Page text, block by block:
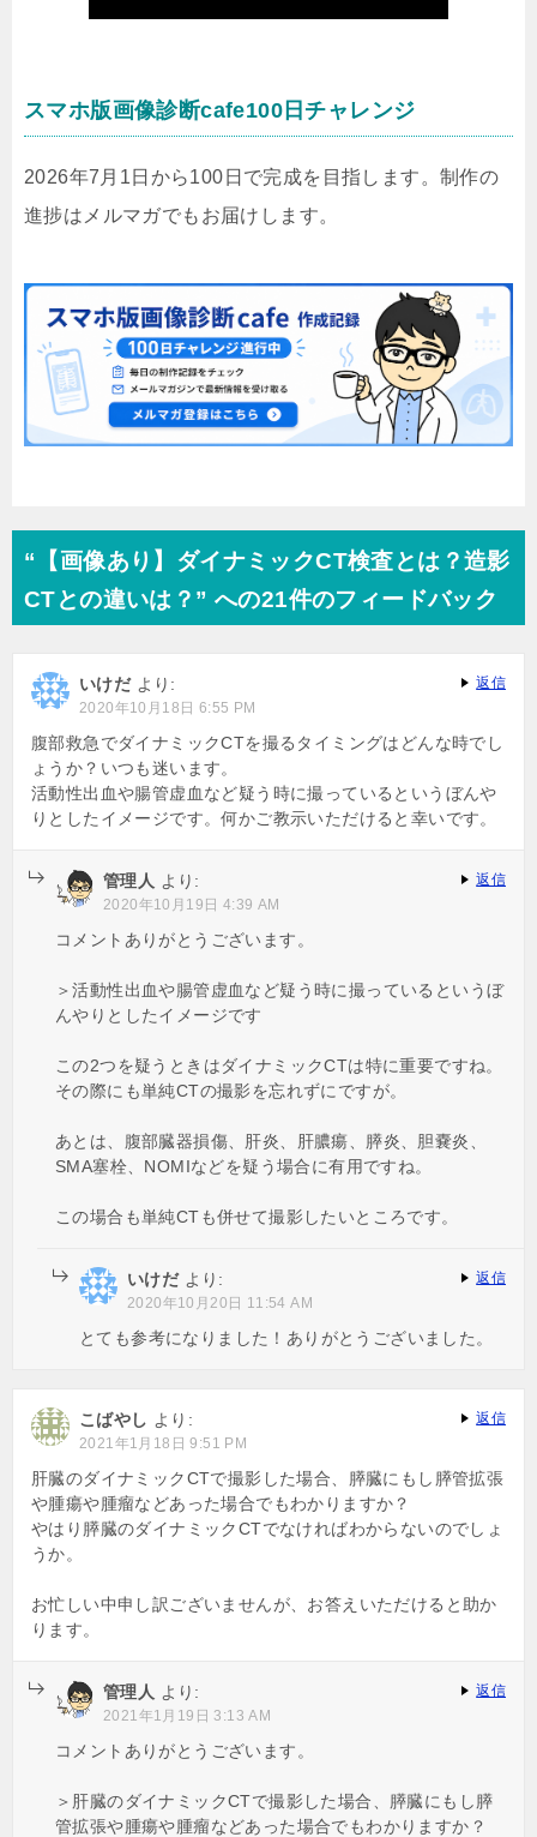
スマホ版画像診断cafe100日チャレンジ
2026年7月1日から100日で完成を目指します。制作の
進捗はメルマガでもお届けします。
“【画像あり】ダイナミックCT検査とは？造影
CTとの違いは？” への21件のフィードバック
いけだ より:
2020年10月18日 6:55 PM
腹部救急でダイナミックCTを撮るタイミングはどんな時でし
ょうか？いつも迷います。
活動性出血や腸管虚血など疑う時に撮っているというぼんや
りとしたイメージです。何かご教示いただけると幸いです。
返信
管理人 より:
2020年10月19日 4:39 AM
コメントありがとうございます。
＞活動性出血や腸管虚血など疑う時に撮っているというぼ
んやりとしたイメージです
この2つを疑うときはダイナミックCTは特に重要ですね。
その際にも単純CTの撮影を忘れずにですが。
あとは、腹部臓器損傷、肝炎、肝膿瘍、膵炎、胆嚢炎、
SMA塞栓、NOMIなどを疑う場合に有用ですね。
この場合も単純CTも併せて撮影したいところです。
返信
いけだ より:
2020年10月20日 11:54 AM
とても参考になりました！ありがとうございました。
返信
こばやし より:
2021年1月18日 9:51 PM
肝臓のダイナミックCTで撮影した場合、膵臓にもし膵管拡張
や腫瘍や腫瘤などあった場合でもわかりますか？
やはり膵臓のダイナミックCTでなければわからないのでしょ
うか。
お忙しい中申し訳ございませんが、お答えいただけると助か
ります。
返信
管理人 より:
2021年1月19日 3:13 AM
コメントありがとうございます。
＞肝臓のダイナミックCTで撮影した場合、膵臓にもし膵
管拡張や腫瘍や腫瘤などあった場合でもわかりますか？
返信